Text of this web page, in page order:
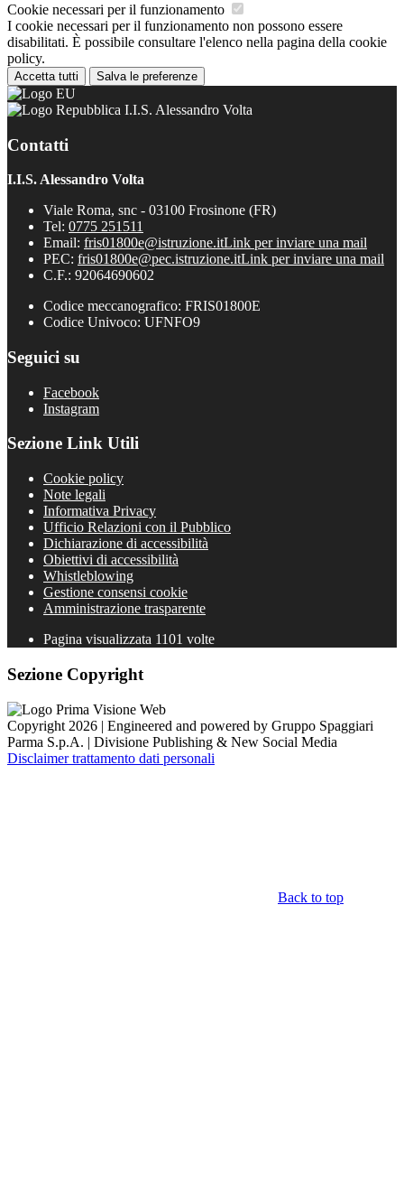
Cookie necessari per il funzionamento
I cookie necessari per il funzionamento non possono essere
disabilitati. È possibile consultare l'elenco nella pagina della cookie
policy.
Accetta tutti Salva le preferenze
I.I.S. Alessandro Volta
Contatti
I.I.S. Alessandro Volta
Viale Roma, snc - 03100 Frosinone (FR)
Tel: 0775 251511
Email: fris01800e@istruzione.itLink per inviare una mail
PEC: fris01800e@pec.istruzione.itLink per inviare una mail
C.F.: 92064690602
Codice meccanografico: FRIS01800E
Codice Univoco: UFNFO9
Seguici su
Facebook
Instagram
Sezione Link Utili
Cookie policy
Note legali
Informativa Privacy
Ufficio Relazioni con il Pubblico
Dichiarazione di accessibilità
Obiettivi di accessibilità
Whistleblowing
Gestione consensi cookie
Amministrazione trasparente
Pagina visualizzata 1101 volte
Sezione Copyright
Copyright 2026 | Engineered and powered by Gruppo Spaggiari
Parma S.p.A. | Divisione Publishing & New Social Media
Disclaimer trattamento dati personali
Back to top